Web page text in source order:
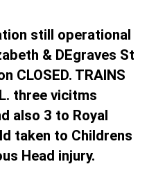
still operational
& DEgraves St
CLOSED. TRAINS
three vicitms
also 3 to Royal
taken to Childrens
Head injury.